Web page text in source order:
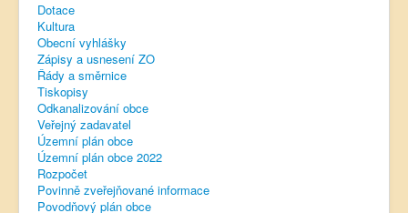
Dotace
Kultura
Obecní vyhlášky
Zápisy a usnesení ZO
Řády a směrnice
Tiskopisy
Odkanalizování obce
Veřejný zadavatel
Územní plán obce
Územní plán obce 2022
Rozpočet
Povinně zveřejňované informace
Povodňový plán obce